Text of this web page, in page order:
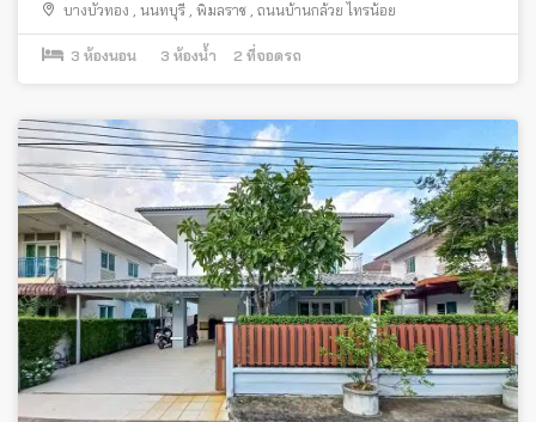
บางบัวทอง , นนทบุรี , พิมลราช , ถนนบ้านกล้วย ไทรน้อย
3 ห้องนอน 3 ห้องน้ำ 2 ที่จอดรถ